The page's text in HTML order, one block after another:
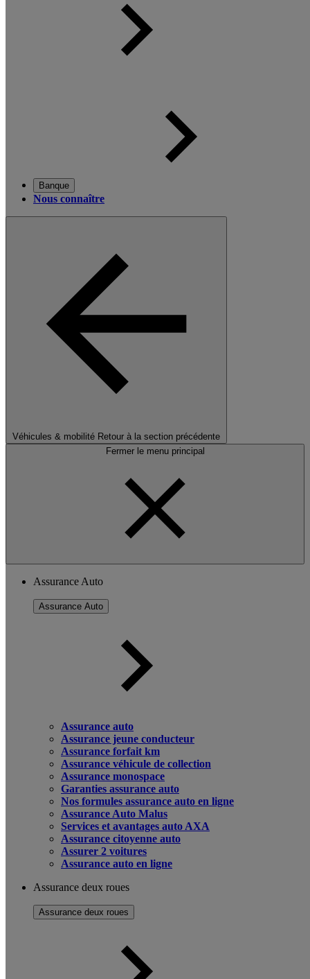
Banque
Nous connaître
Véhicules & mobilité Retour à la section précédente
Fermer le menu principal
Assurance Auto
Assurance Auto
Assurance auto
Assurance jeune conducteur
Assurance forfait km
Assurance véhicule de collection
Assurance monospace
Garanties assurance auto
Nos formules assurance auto en ligne
Assurance Auto Malus
Services et avantages auto AXA
Assurance citoyenne auto
Assurer 2 voitures
Assurance auto en ligne
Assurance deux roues
Assurance deux roues